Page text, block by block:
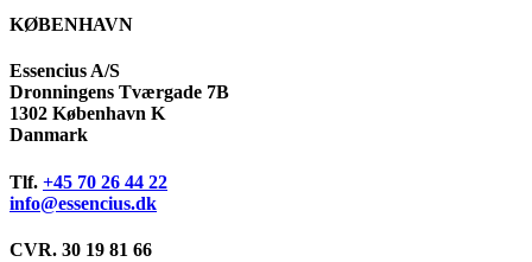
KØBENHAVN
Essencius A/S
Dronningens Tværgade 7B
1302 København K
Danmark
Tlf. +45 70 26 44 22
info@essencius.dk
CVR. 30 19 81 66